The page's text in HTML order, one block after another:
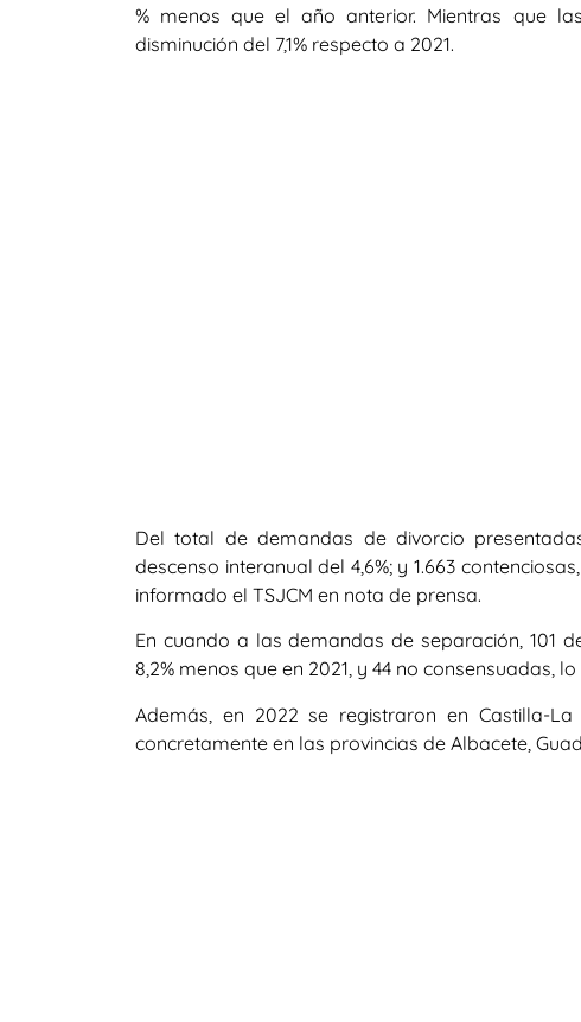
% menos que el año anterior. Mientras que
disminución del 7,1% respecto a 2021.
Del total de demandas de divorcio
descenso interanual del 4,6%; y 1.663
informado el TSJCM en nota de prensa.
En cuando a las demandas de separación, 101
8,2% menos que en 2021, y 44 no consensuadas,
Además, en 2022 se registraron en Castilla-
concretamente en las provincias de Albacete,